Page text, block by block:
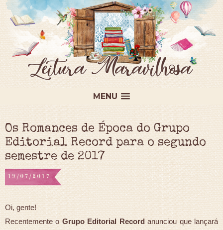
MENU
Os Romances de Época do Grupo
Editorial Record para o segundo
semestre de 2017
19/07/2017
Oi, gente!
Recentemente o Grupo Editorial Recordanunciou que lançará